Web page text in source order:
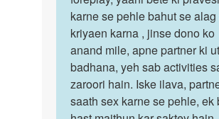
karne se pehle bahut se
kriyaen karna , jinse dono ko
anand mile, apne partner ki
badhana, yeh sab activities
zaroori hain. Iske ilava,
saath sex karne se pehle, ek